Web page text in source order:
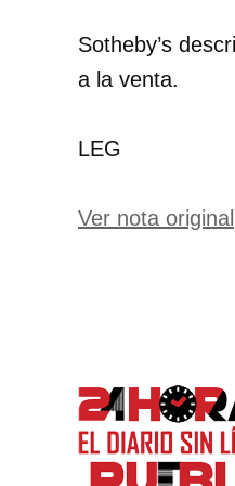
Sotheby’s
a la venta.
LEG
Ver nota original